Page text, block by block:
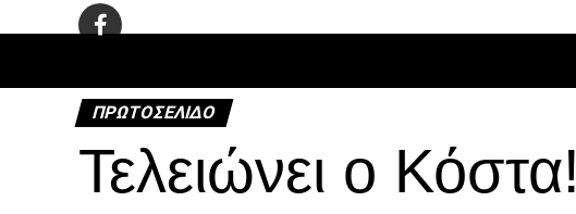
ΠΡΩΤΟΣΈΛΙΔΟ
Τελειώνει ο Κόστα!